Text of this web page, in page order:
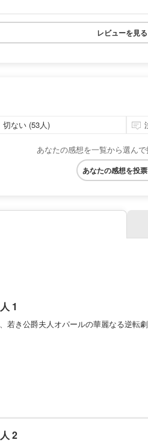
レビューを見る
切ない (53人)
あなたの感想を一覧から選んで
あなたの感想を投
1
若き公爵夫人オパールの華麗なる逆転劇
2